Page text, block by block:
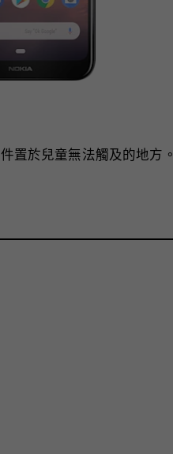
置於兒童無法觸及的地方。